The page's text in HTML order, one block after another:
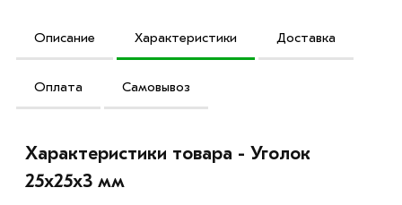
Описание Характеристики Доставка
Оплата Самовывоз
Характеристики товара - Уголок
25х25х3 мм